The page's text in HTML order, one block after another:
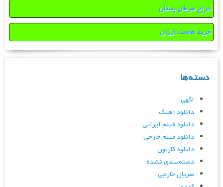
جراح سرطان پستان
خرید هاست ارزان
دسته‌ها
اگهی
دانلود اهنگ
دانلود فیلم ایرانی
دانلود فیلم خارجی
دانلود کارتون
دسته‌بندی نشده
سریال خارجی